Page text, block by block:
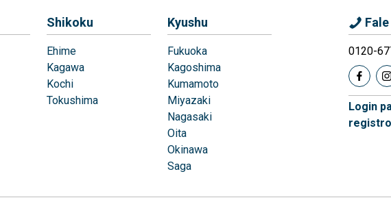
Shikoku
Ehime
Kagawa
Kochi
Tokushima
Kyushu
Fukuoka
Kagoshima
Kumamoto
Miyazaki
Nagasaki
Oita
Okinawa
Saga
0120-
Login
registro